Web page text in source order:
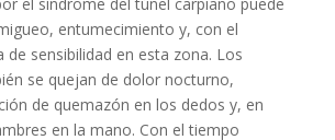
el síndrome del túnel carpiano puede
entumecimiento y, con el
de sensibilidad en esta zona. Los
se quejan de dolor nocturno,
de quemazón en los dedos y, en
en la mano. Con el tiempo